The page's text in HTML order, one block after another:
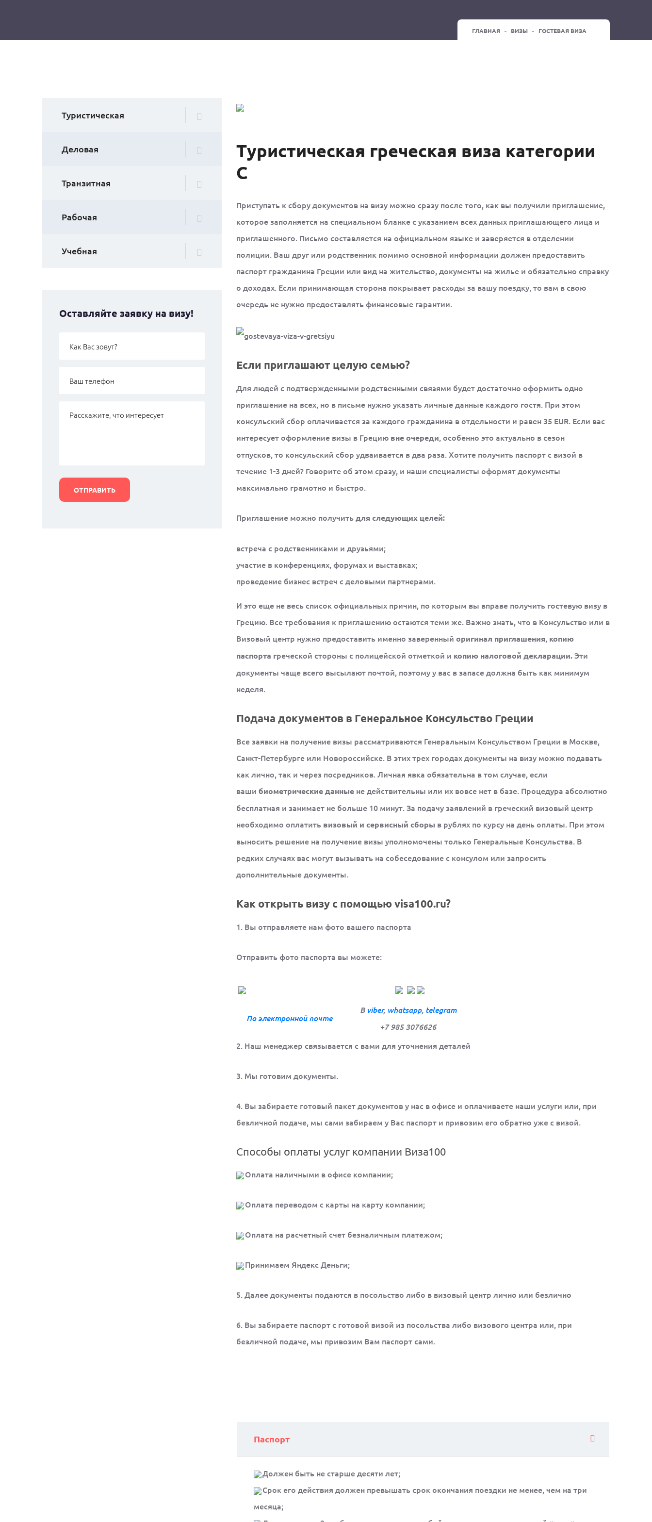
ГЛАВНАЯ ВИЗЫ ГОСТЕВАЯ ВИЗА
Туристическая
Деловая
Транзитная
Рабочая
Учебная
Оставляйте заявку на визу!
Туристическая греческая виза категории
С
Приступать к сбору документов на визу можно сразу после того, как вы получили приглашение,
которое заполняется на специальном бланке с указанием всех данных приглашающего лица и
приглашенного. Письмо составляется на официальном языке и заверяется в отделении
полиции. Ваш друг или родственник помимо основной информации должен предоставить
паспорт гражданина Греции или вид на жительство, документы на жилье и обязательно справку
о доходах. Если принимающая сторона покрывает расходы за вашу поездку, то вам в свою
очередь не нужно предоставлять финансовые гарантии.
Если приглашают целую семью?
Для людей с подтвержденными родственными связями будет достаточно оформить одно
приглашение на всех, но в письме нужно указать личные данные каждого гостя. При этом
консульский сбор оплачивается за каждого гражданина в отдельности и равен 35 EUR. Если вас
интересует оформление визы в Грецию вне очереди, особенно это актуально в сезон
отпусков, то консульский сбор удваивается в два раза. Хотите получить паспорт с визой в
течение 1-3 дней? Говорите об этом сразу, и наши специалисты оформят документы
максимально грамотно и быстро.
Приглашение можно получитьдля следующих целей:
встреча с родственниками и друзьями;
участие в конференциях, форумах и выставках;
проведение бизнес встреч с деловыми партнерами.
И это еще не весь список официальных причин, по которым вы вправе получить гостевую визу в
Грецию. Все требования к приглашению остаются теми же. Важно знать, что в Консульство или в
Визовый центр нужно предоставить именно заверенный оригинал приглашения, копию
паспорта греческой стороны с полицейской отметкой и копию налоговой декларации.Эти
документы чаще всего высылают почтой, поэтому у вас в запасе должна быть как минимум
неделя.
Подача документов в Генеральное Консульство Греции
Все заявки на получение визы рассматриваются Генеральным Консульством Греции в Москве,
Санкт-Петербурге или Новороссийске. В этих трех городах документы на визу можно подавать
как лично, так и через посредников. Личная явка обязательна в том случае, если
ваши биометрические данные не действительны или их вовсе нет в базе. Процедура абсолютно
бесплатная и занимает не больше 10 минут. За подачу заявлений в греческий визовый центр
необходимо оплатить визовый и сервисный сборы в рублях по курсу на день оплаты. При этом
выносить решение на получение визы уполномочены только Генеральные Консульства. В
редких случаях вас могут вызывать на собеседование с консулом или запросить
дополнительные документы.
Как открыть визу с помощью visa100.ru?
1. Вы отправляете нам фото вашего паспорта
Отправить фото паспорта вы можете:
По электроннойпочте
В viber, whatsapp, telegram
+7 985 3076626
2. Наш менеджер связывается с вами для уточнения деталей
3. Мы готовим документы.
4. Вы забираете готовый пакет документов у нас в офисе и оплачиваете наши услуги или, при
безличной подаче, мы сами забираем у Вас паспорт и привозим его обратно уже с визой.
Способы оплаты услуг компании Виза100
Оплата наличными в офисе компании;
Оплата переводом с карты на карту компании;
Оплата на расчетный счет безналичным платежом;
Принимаем Яндекс Деньги;
5. Далее документы подаются в посольство либо в визовый центр лично или безлично
6. Вы забираете паспорт с готовой визой из посольства либо визового центра или, при
безличной подаче, мы привозим Вам паспорт сами.
Паспорт
Должен быть не старше десяти лет;
Срок его действия должен превышать срок окончания поездки не менее, чем на три
месяца;